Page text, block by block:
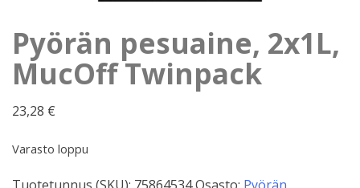
Pyörän pesuaine, 2x1L,
MucOff Twinpack
23,28 €
Varasto loppu